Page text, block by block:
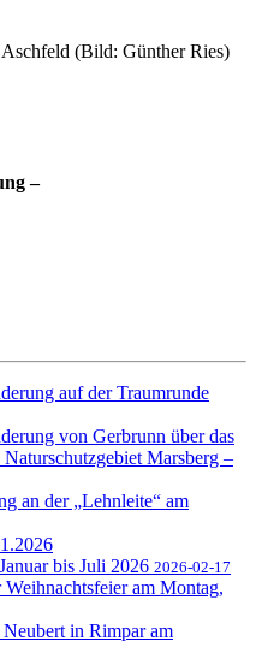
(Bild: Günther Ries)
–
auf der Traumrunde
von Gerbrunn über das
Marsberg –
an der „Lehnleite“ am
bis Juli 2026 2026-02-17
am Montag,
in Rimpar am